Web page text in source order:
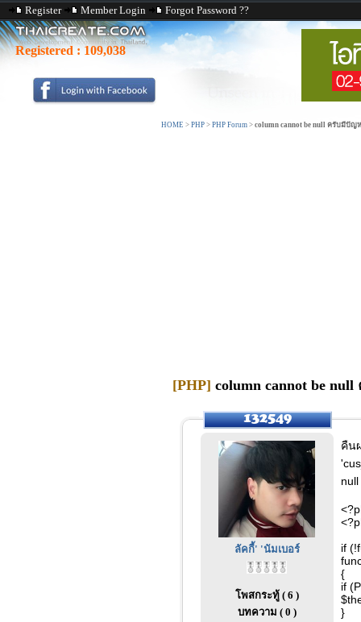
Register Member Login Forgot Password ??
Registered : 109,038
HOME > PHP > PHP Forum > column cannot be null ครับมีปั
[PHP] column cannot be
ลัคกี้' 'นัมเบอร์
โพสกระทู้ ( 6 )
บทความ ( 0 )
คืน
if
{
if
}